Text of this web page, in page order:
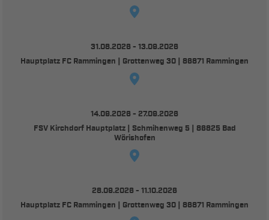
31.08.2026 - 13.09.2026
Hauptplatz FC Rammingen | Grottenweg 30 | 86871 Rammingen
14.09.2026 - 27.09.2026
FSV Kirchdorf Hauptplatz | Schmihenweg 5 | 86825 Bad
Wörishofen
28.09.2026 - 11.10.2026
Hauptplatz FC Rammingen | Grottenweg 30 | 86871 Rammingen